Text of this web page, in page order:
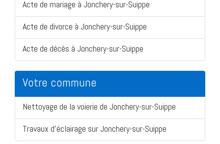
Acte de mariage à Jonchery-sur-Suippe
Acte de divorce à Jonchery-sur-Suippe
Acte de décès à Jonchery-sur-Suippe
Votre commune
Nettoyage de la voierie de Jonchery-sur-Suippe
Travaux d'éclairage sur Jonchery-sur-Suippe